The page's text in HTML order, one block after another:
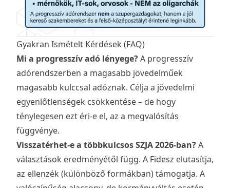
Gyakran Ismételt Kérdések (FAQ)
Mi a progresszív adó lényege?A progresszív
adórendszerben a magasabb jövedelműek
magasabb kulccsal adóznak. Célja a jövedelmi
egyenlőtlenségek csökkentése – de hogy
ténylegesen ezt éri-e el, az a megvalósítás
függvénye.
Visszatérhet-e a többkulcsos SZJA 2026-ban?A
választások eredményétől függ. A Fidesz elutasítja,
az ellenzék (különböző formákban) támogatja. A